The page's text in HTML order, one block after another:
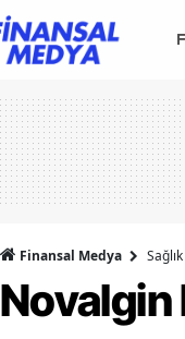
Finansal Medya Sağlık
Novalgin